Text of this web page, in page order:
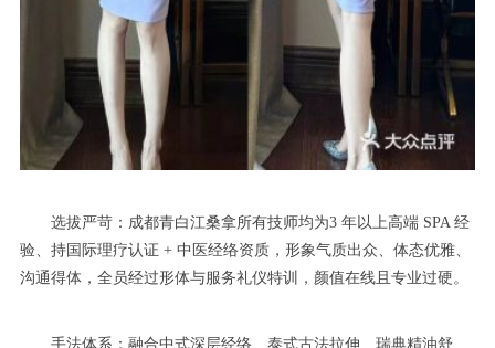
选拔严苛：成都青白江桑拿所有技师均为3 年以上高端 SPA 经
验、持国际理疗认证 + 中医经络资质，形象气质出众、体态优雅、
沟通得体，全员经过形体与服务礼仪特训，颜值在线且专业过硬。
手法体系：融合中式深层经络、泰式古法拉伸、瑞典精油舒